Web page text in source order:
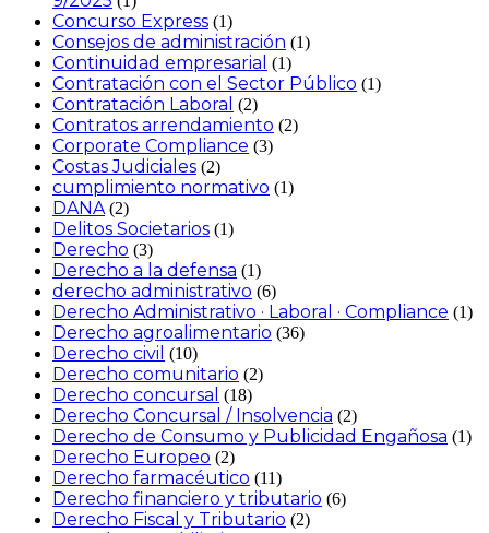
Concurso Express (1)
Consejos de administración (1)
Continuidad empresarial (1)
Contratación con el Sector Público (1)
Contratación Laboral (2)
Contratos arrendamiento (2)
Corporate Compliance (3)
Costas Judiciales (2)
cumplimiento normativo (1)
DANA (2)
Delitos Societarios (1)
Derecho (3)
Derecho a la defensa (1)
derecho administrativo (6)
Derecho Administrativo · Laboral · Compliance (1)
Derecho agroalimentario (36)
Derecho civil (10)
Derecho comunitario (2)
Derecho concursal (18)
Derecho Concursal / Insolvencia (2)
Derecho de Consumo y Publicidad Engañosa (1)
Derecho Europeo (2)
Derecho farmacéutico (11)
Derecho financiero y tributario (6)
Derecho Fiscal y Tributario (2)